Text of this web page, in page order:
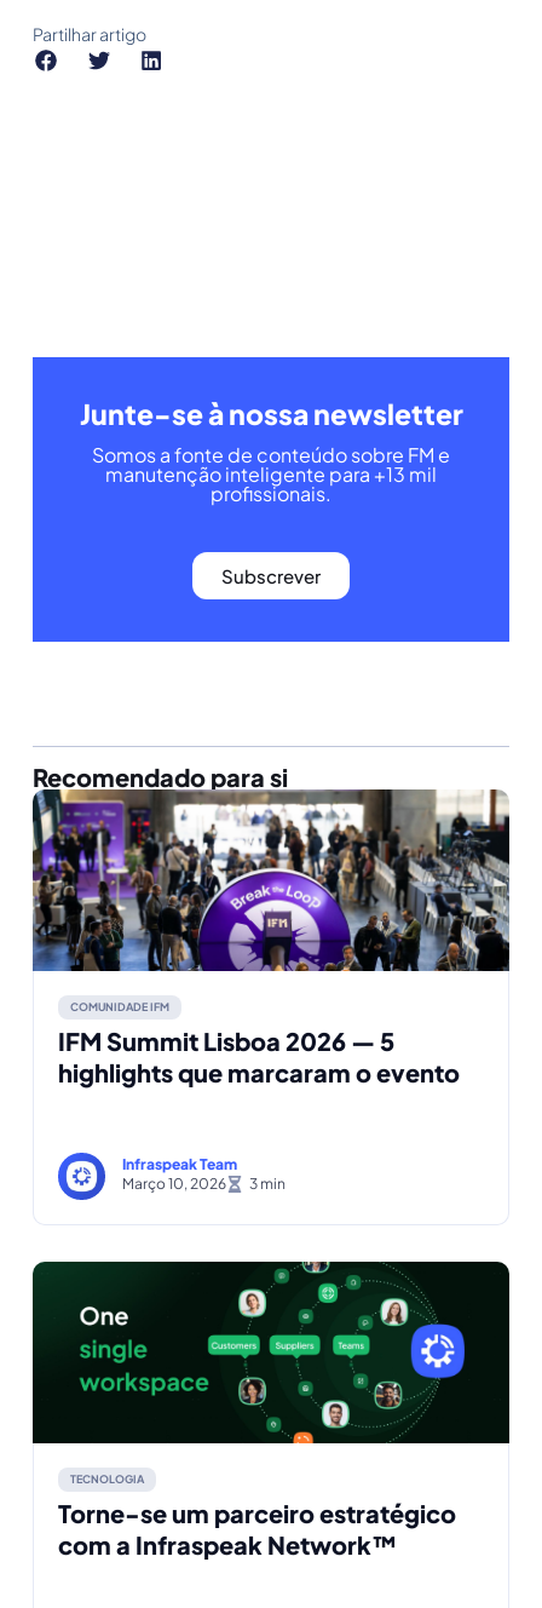
Partilhar artigo
Junte-se à nossa newsletter
Somos a fonte de conteúdo sobre FM e
manutenção inteligente para +13 mil
profissionais.
Subscrever
Recomendado para si
COMUNIDADE IFM
IFM Summit Lisboa 2026 — 5
highlights que marcaram o evento
Infraspeak Team
Março 10, 2026
TECNOLOGIA
Torne-se um parceiro estratégico
com a Infraspeak Network™